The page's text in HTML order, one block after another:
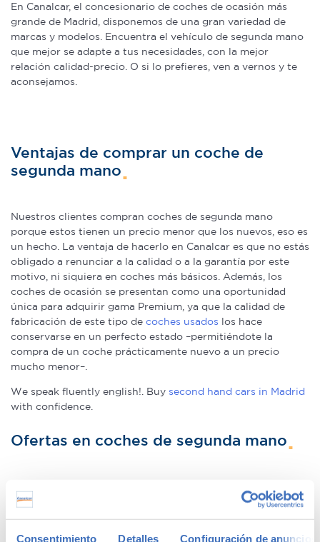
Consentimiento Detalles Configuración de anuncios
En Canalcar, el concesionario de coches de ocasión más
grande de Madrid, disponemos de una gran variedad de
marcas y modelos. Encuentra el vehículo de segunda mano
que mejor se adapte a tus necesidades, con la mejor
relación calidad-precio. O si lo prefieres, ven a vernos y te
aconsejamos.
Ventajas de comprar un coche de
segunda mano
Nuestros clientes compran coches de segunda mano
porque estos tienen un precio menor que los nuevos, eso es
un hecho. La ventaja de hacerlo en Canalcar es que no estás
obligado a renunciar a la calidad o a la garantía por este
motivo, ni siquiera en coches más básicos. Además, los
coches de ocasión se presentan como una oportunidad
única para adquirir gama Premium, ya que la calidad de
fabricación de este tipo de coches usados los hace
conservarse en un perfecto estado –permitiéndote la
compra de un coche prácticamente nuevo a un precio
mucho menor–.
We speak fluently english!. Buy second hand cars in Madrid
with confidence.
Ofertas en coches de segunda mano
Premium y 1.000€ en gama media. Todos nuestros coches